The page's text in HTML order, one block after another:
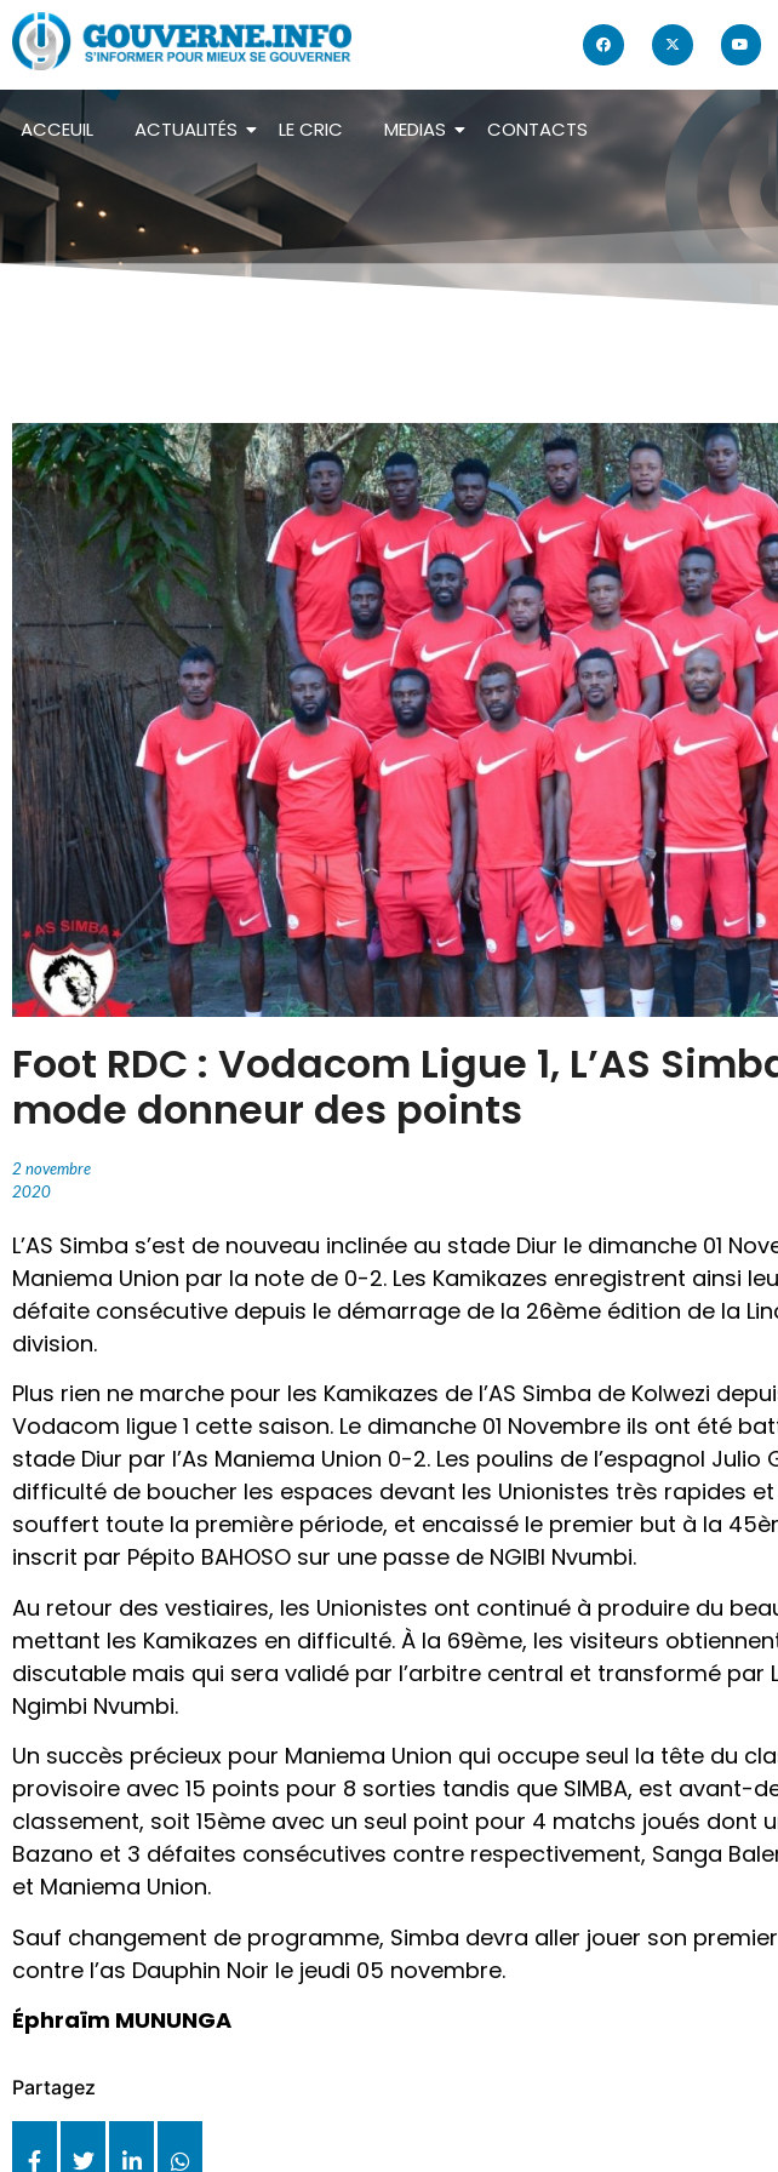
ACCEUIL ACTUALITÉS LE CRIC MEDIAS CONTACTS
Foot RDC : Vodacom Ligue 1, L’AS
mode donneur des points
2 novembre
2020
L’AS Simba s’est de nouveau inclinée au stade Diur le dimanche 01
Maniema Union par la note de 0-2. Les Kamikazes enregistrent ainsi
défaite consécutive depuis le démarrage de la 26ème édition de la
division.
Plus rien ne marche pour les Kamikazes de l’AS Simba de Kolwezi
Vodacom ligue 1 cette saison. Le dimanche 01 Novembre ils ont été
stade Diur par l’As Maniema Union 0-2. Les poulins de l’espagnol Julio
difficulté de boucher les espaces devant les Unionistes très rapides
souffert toute la première période, et encaissé le premier but à la
inscrit par Pépito BAHOSO sur une passe de NGIBI Nvumbi.
Au retour des vestiaires, les Unionistes ont continué à produire du
mettant les Kamikazes en difficulté. À la 69ème, les visiteurs
discutable mais qui sera validé par l’arbitre central et transformé par
Ngimbi Nvumbi.
Un succès précieux pour Maniema Union qui occupe seul la tête du
provisoire avec 15 points pour 8 sorties tandis que SIMBA, est avant-
classement, soit 15ème avec un seul point pour 4 matchs joués dont
Bazano et 3 défaites consécutives contre respectivement, Sanga
et Maniema Union.
Sauf changement de programme, Simba devra aller jouer son
contre l’as Dauphin Noir le jeudi 05 novembre.
Éphraïm MUNUNGA
Partagez